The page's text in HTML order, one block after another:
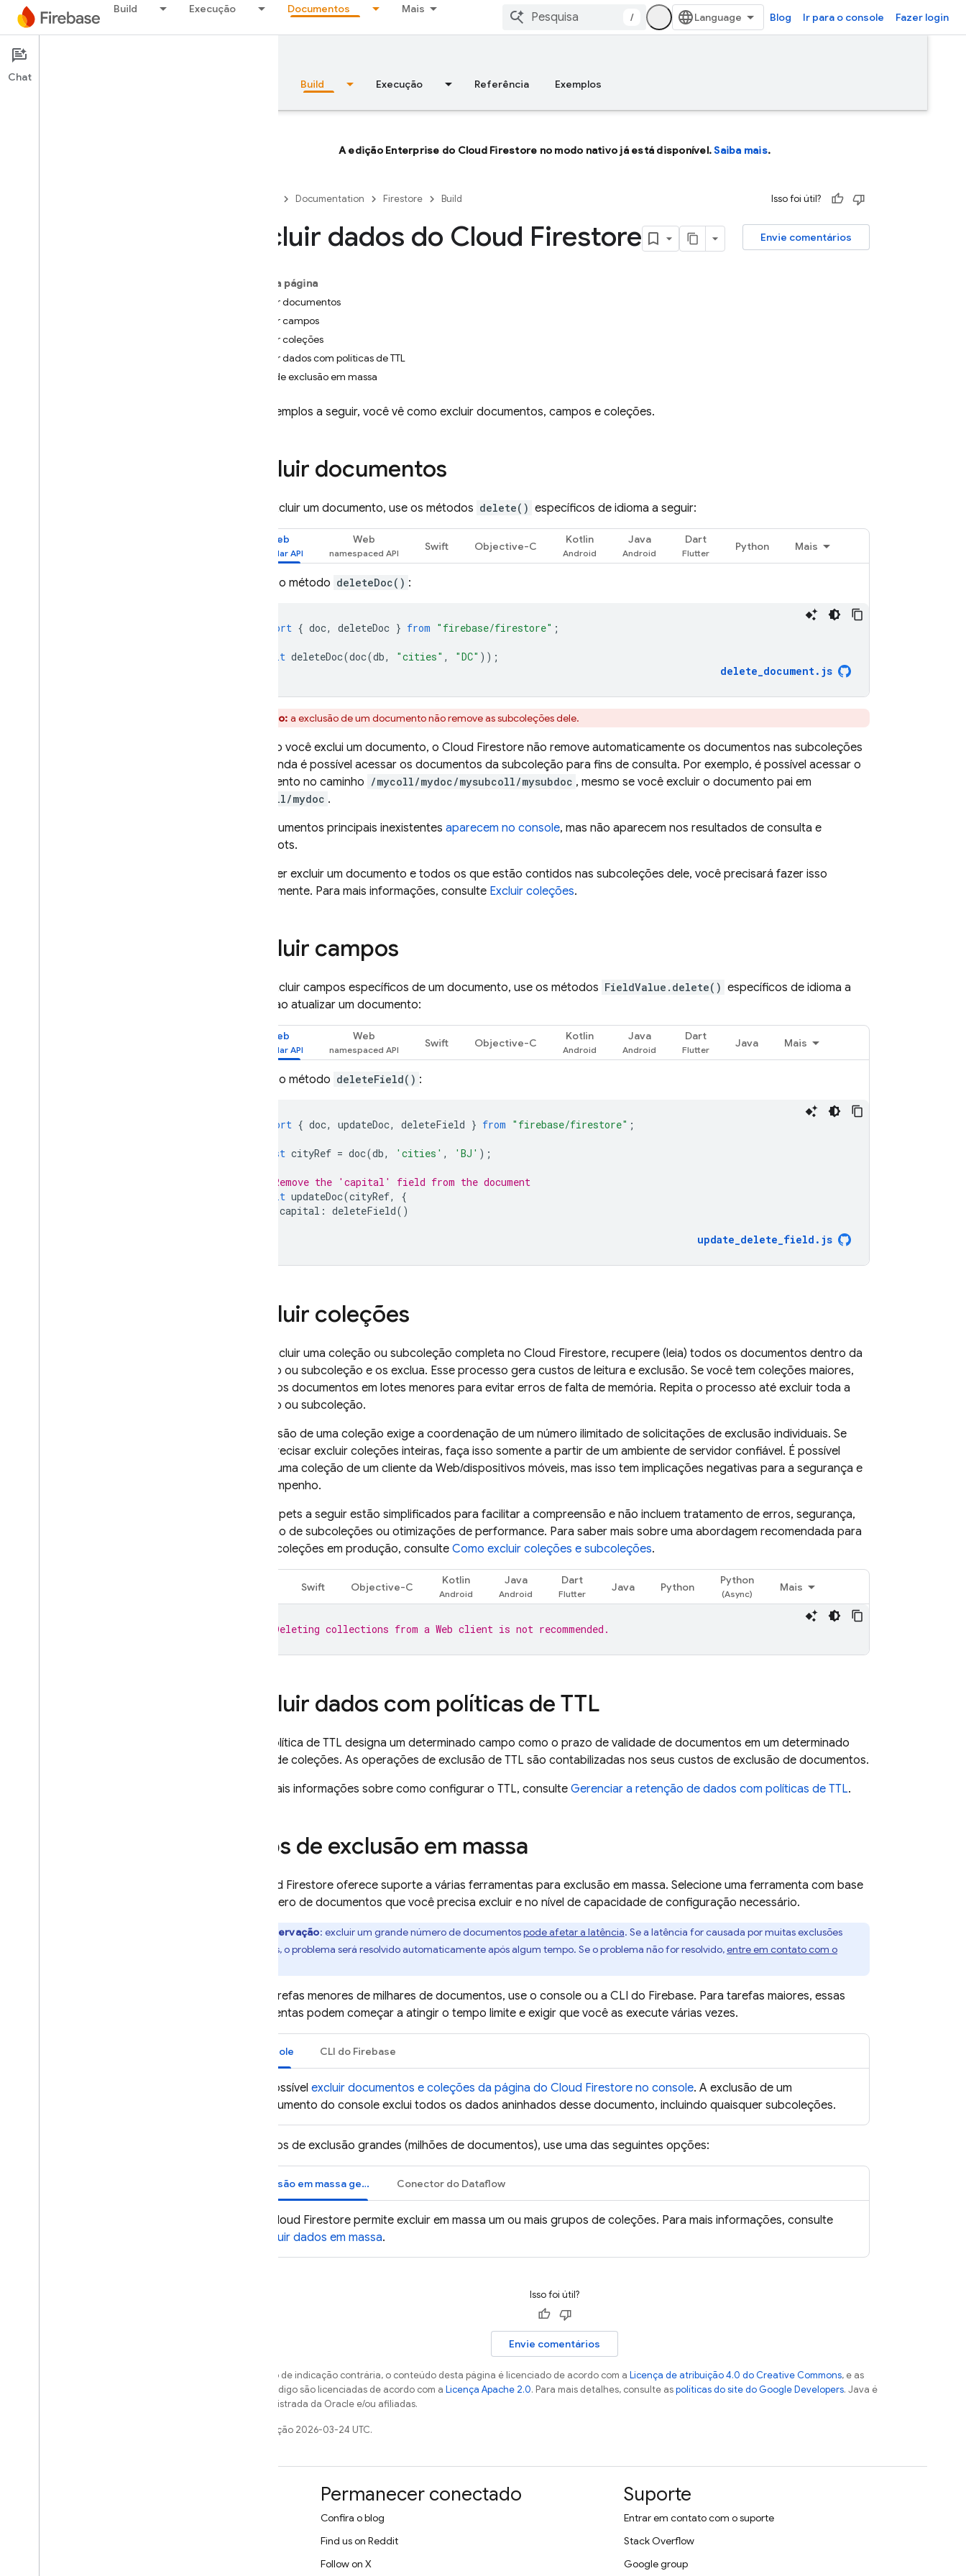
Build Execução Documentos Mais
/ Blog Ir para o console Fazer login
Documentation
Visão geral Build Execução Referência Exemplos
A edição Enterprise do Cloud Firestore no modo nativo já está disponível.Saiba mais.
Documentation Firestore Build Isso foi útil?
Envie comentários
Excluir dados do Cloud Firestore
Nesta página
Excluir documentos
Excluir campos
Excluir coleções
Excluir dados com políticas de TTL
Jobs de exclusão em massa
Nos exemplos a seguir, você vê como excluir documentos, campos e coleções.
Excluir documentos
Para excluir um documento, use os métodos delete() específicos de idioma a seguir:
Web Web
Swift Objective-C
Kotlin Java Dart
Python Mais
Use o método deleteDoc() :
import { doc, deleteDoc } from "firebase/firestore" ;
await deleteDoc(doc(db, "cities" , "DC" ));
delete_document. js
Aviso: a exclusão de um documento não remove as subcoleções dele.
Quando você exclui um documento, o Cloud Firestore não remove automaticamente os documentos nas subcoleções
dele. Ainda é possível acessar os documentos da subcoleção para fins de consulta. Por exemplo, é possível acessar o
documento no caminho /mycoll/mydoc/mysubcoll/mysubdoc , mesmo se você excluir o documento pai em
/mycoll/mydoc .
Os documentos principais inexistentes aparecem no console, mas não aparecem nos resultados de consulta e
snapshots.
Se quiser excluir um documento e todos os que estão contidos nas subcoleções dele, você precisará fazer isso
manualmente. Para mais informações, consulte Excluir coleções.
Excluir campos
Para excluir campos específicos de um documento, use os métodos FieldValue.delete() específicos de idioma a
seguir ao atualizar um documento:
Web Web
Swift Objective-C
Kotlin Java Dart
Java Mais
Use o método deleteField() :
import { doc, updateDoc, deleteField } from "firebase/firestore" ;
const cityRef = doc(db, 'cities' , 'BJ' );
// Remove the 'capital' field from the document
await updateDoc(cityRef,
{
capital : deleteField()
update_delete_field . js
Excluir coleções
Para excluir uma coleção ou subcoleção completa no Cloud Firestore, recupere (leia) todos os documentos dentro da
coleção ou subcoleção e os exclua. Esse processo gera custos de leitura e exclusão. Se você tem coleções maiores,
exclua os documentos em lotes menores para evitar erros de falta de memória. Repita o processo até excluir toda a
coleção ou subcoleção.
A exclusão de uma coleção exige a coordenação de um número ilimitado de solicitações de exclusão individuais. Se
você precisar excluir coleções inteiras, faça isso somente a partir de um ambiente de servidor confiável. É possível
excluir uma coleção de um cliente da Web/dispositivos móveis, mas isso tem implicações negativas para a segurança e
o desempenho.
Os snippets a seguir estão simplificados para facilitar a compreensão e não incluem tratamento de erros, segurança,
exclusão de subcoleções ou otimizações de performance. Para saber mais sobre uma abordagem recomendada para
excluir coleções em produção, consulte Como excluir coleções e subcoleções.
Swift Objective-C
Kotlin Java Dart
Java Python
Python
Mais
// Deleting collections from a Web client is not recommended.
Excluir dados com políticas de TTL
Uma política de TTL designa um determinado campo como o prazo de validade de documentos em um determinado
grupo de coleções. As operações de exclusão de TTL são contabilizadas nos seus custos de exclusão de documentos.
Para mais informações sobre como configurar o TTL, consulte Gerenciar a retenção de dados com políticas de TTL.
Jobs de exclusão em massa
Cloud Firestore oferece suporte a várias ferramentas para exclusão em massa. Selecione uma ferramenta com base
no número de documentos que você precisa excluir e no nível de capacidade de configuração necessário.
Observação: excluir um grande número de documentospode afetar a latência. Se a latência for causada por muitas exclusões
recentes, o problema será resolvido automaticamente após algum tempo. Se o problema não for resolvido,entre em contato com o
Para tarefas menores de milhares de documentos, use o console ou a CLI do Firebase. Para tarefas maiores, essas
ferramentas podem começar a atingir o tempo limite e exigir que você as execute várias vezes.
Console CLI do Firebase
É possível excluir documentos e coleções da página do Cloud Firestore no console. A exclusão de um
documento do console exclui todos os dados aninhados desse documento, incluindo quaisquer subcoleções.
Para jobs de exclusão grandes (milhões de documentos), use uma das seguintes opções:
Exclusão em massa gerenciada Conector do Dataflow
Cloud Firestore permite excluir em massa um ou mais grupos de coleções. Para mais informações, consulte
Excluir dados em massa.
Isso foi útil?
Envie comentários
Exceto em caso de indicação contrária, o conteúdo desta página é licenciado de acordo com a Licença de atribuição 4.0 do Creative Commons, e as
amostras de código são licenciadas de acordo com a Licença Apache 2.0. Para mais detalhes, consulte aspolíticas do site do Google Developers. Java é
uma marca registrada da Oracle e/ou afiliadas.
Última atualização 2026-03-24 UTC.
Permanecer conectado
Confira o blog
Find us on Reddit
Follow on X
Suporte
Entrar em contato com o suporte
Stack Overflow
Google group
Chat